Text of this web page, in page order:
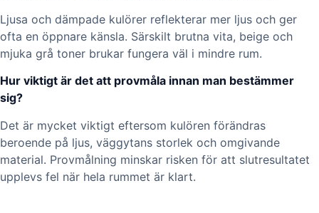
Ljusa och dämpade kulörer reflekterar mer ljus och ger
ofta en öppnare känsla. Särskilt brutna vita, beige och
mjuka grå toner brukar fungera väl i mindre rum.
Hur viktigt är det att provmåla innan man bestämmer
sig?
Det är mycket viktigt eftersom kulören förändras
beroende på ljus, väggytans storlek och omgivande
material. Provmålning minskar risken för att slutresultatet
upplevs fel när hela rummet är klart.